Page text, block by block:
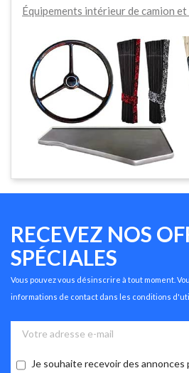
Équipements intérieur de camion
RECEVEZ NOS
SPÉCIALES
Vous pouvez vous désinscrire à tout moment.
informations de contact dans les conditions
Je souhaite recevoir des annonces